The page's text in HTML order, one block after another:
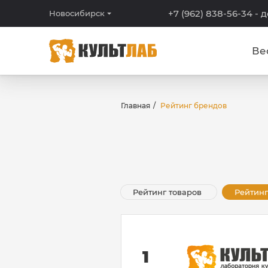
Новосибирск +7 (962) 838-56-34 -
Главная Рейтинг брендов
Рейтинг товаров
1